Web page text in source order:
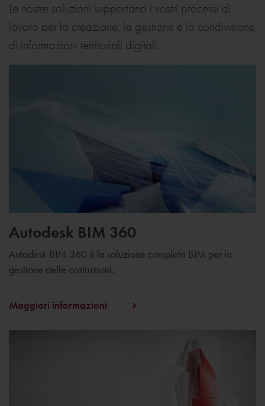
Le nostre soluzioni supportano i vostri processi di
lavoro per la creazione, la gestione e la condivisione
di informazioni territoriali digitali.
Autodesk BIM 360
Autodesk BIM 360 è la soluzione completa BIM per la
gestione delle costruzioni.
Maggiori informazioni